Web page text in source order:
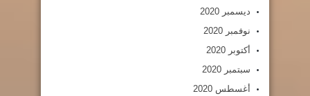
ديسمبر 2020
نوفمبر 2020
أكتوبر 2020
سبتمبر 2020
أغسطس 2020